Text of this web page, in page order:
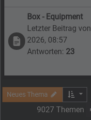
Box - Equipment
Letzter Beitrag von
2026, 08:57
Antworten: 23
Neues Thema
9027 Themen